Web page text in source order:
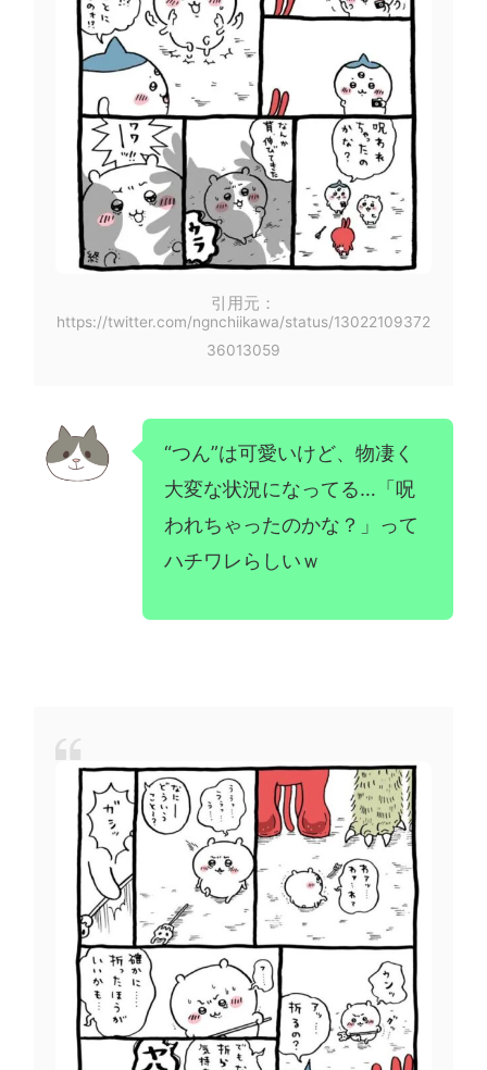
引用元：
https://twitter.com/ngnchiikawa/status/13022109372
36013059
“つん”は可愛いけど、物凄く
大変な状況になってる…「呪
われちゃったのかな？」って
ハチワレらしいｗ